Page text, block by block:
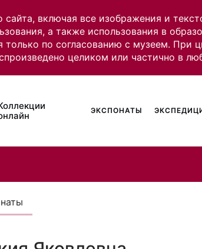
включая все изображения и
а также использования в
только по согласованию с музеем. При
целиком или частично в
ЭКСПОНАТЫ